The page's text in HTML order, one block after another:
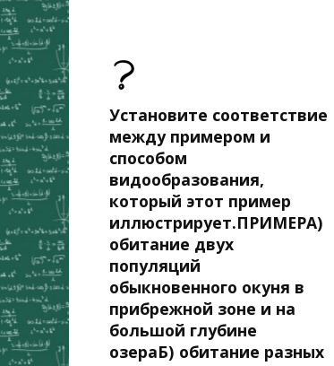
Установите соответствие
между примером и
способом
видообразования,
который этот пример
иллюстрирует.ПРИМЕРА)
обитание двух
популяций
обыкновенного окуня в
прибрежной зоне и на
большой глубине
озераБ) обитание разных